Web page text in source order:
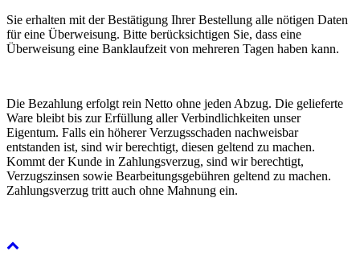
Sie erhalten mit der Bestätigung Ihrer Bestellung alle nötigen Daten
für eine Überweisung. Bitte berücksichtigen Sie, dass eine
Überweisung eine Banklaufzeit von mehreren Tagen haben kann.
Die Bezahlung erfolgt rein Netto ohne jeden Abzug. Die gelieferte
Ware bleibt bis zur Erfüllung aller Verbindlichkeiten unser
Eigentum. Falls ein höherer Verzugsschaden nachweisbar
entstanden ist, sind wir berechtigt, diesen geltend zu machen.
Kommt der Kunde in Zahlungsverzug, sind wir berechtigt,
Verzugszinsen sowie Bearbeitungsgebühren geltend zu machen.
Zahlungsverzug tritt auch ohne Mahnung ein.